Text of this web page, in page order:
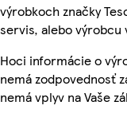
výrobkoch značky
servis, alebo výrobcu
Hoci informácie o
nemá zodpovednosť
nemá vplyv na Vaše